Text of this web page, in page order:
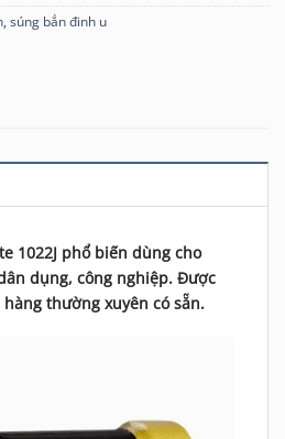
, súng bắn đinh u
1022J phổ biến dùng cho
dụng, công nghiệp. Được
thường xuyên có sẵn.